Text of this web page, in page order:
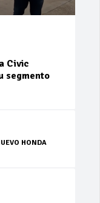
Civic
segmento
HONDA